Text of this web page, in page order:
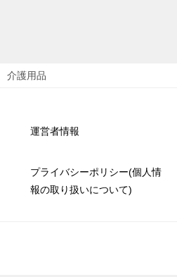
介護用品
運営者情報
プライバシーポリシー(個人情
報の取り扱いについて)